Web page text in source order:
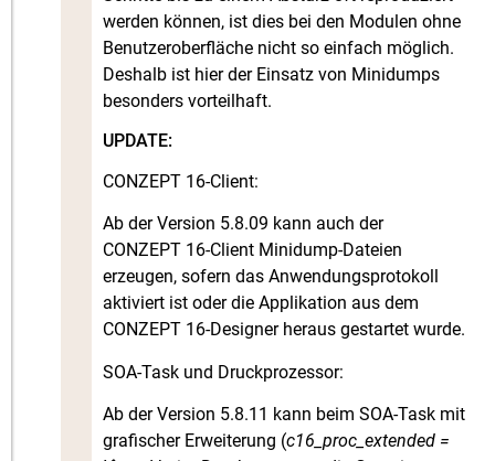
werden können, ist dies bei den Modulen ohne
Benutzeroberfläche nicht so einfach möglich.
Deshalb ist hier der Einsatz von Minidumps
besonders vorteilhaft.
UPDATE:
CONZEPT 16-Client:
Ab der Version 5.8.09 kann auch der
CONZEPT 16-Client Minidump-Dateien
erzeugen, sofern das Anwendungsprotokoll
aktiviert ist oder die Applikation aus dem
CONZEPT 16-Designer heraus gestartet wurde.
SOA-Task und Druckprozessor:
Ab der Version 5.8.11 kann beim SOA-Task mit
grafischer Erweiterung (c16_proc_extended =